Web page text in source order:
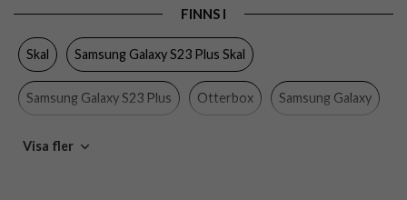
Trådlös laddning-kompatibel
Färg
Gummi, Hårdplast (PC)
Tillverkarens art nr
FINNS I
Skal Samsung Galaxy S23 Plus Skal
Samsung Galaxy S23 Plus Otterbox Samsung Galaxy
Mobiltillbehör
Visa fler